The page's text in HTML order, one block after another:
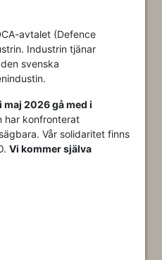
avtalet (Defence
Industrin tjänar
svenska
2026 gå med i
har konfronterat
Vår solidaritet finns
Vi kommer själva